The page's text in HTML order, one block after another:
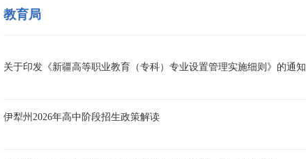
教育局
关于印发《新疆高等职业教育（专科）专业设置管理实施细则》的通知
伊犁州2026年高中阶段招生政策解读